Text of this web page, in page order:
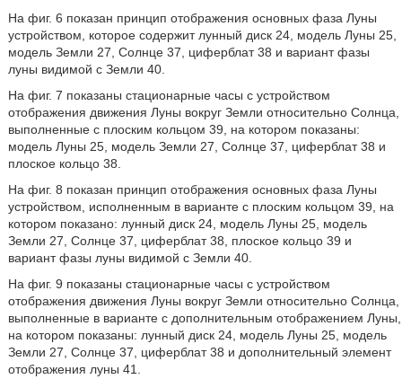
На фиг. 6 показан принцип отображения основных фаза Луны
устройством, которое содержит лунный диск 24, модель Луны 25,
модель Земли 27, Солнце 37, циферблат 38 и вариант фазы
луны видимой с Земли 40.
На фиг. 7 показаны стационарные часы с устройством
отображения движения Луны вокруг Земли относительно Солнца,
выполненные с плоским кольцом 39, на котором показаны:
модель Луны 25, модель Земли 27, Солнце 37, циферблат 38 и
плоское кольцо 38.
На фиг. 8 показан принцип отображения основных фаза Луны
устройством, исполненным в варианте с плоским кольцом 39, на
котором показано: лунный диск 24, модель Луны 25, модель
Земли 27, Солнце 37, циферблат 38, плоское кольцо 39 и
вариант фазы луны видимой с Земли 40.
На фиг. 9 показаны стационарные часы с устройством
отображения движения Луны вокруг Земли относительно Солнца,
выполненные в варианте с дополнительным отображением Луны,
на котором показаны: лунный диск 24, модель Луны 25, модель
Земли 27, Солнце 37, циферблат 38 и дополнительный элемент
отображения луны 41.